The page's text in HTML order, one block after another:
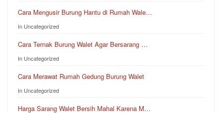
Cara Mengusir Burung Hantu di Rumah Wale…
In Uncategorized
Cara Ternak Burung Walet Agar Bersarang …
In Uncategorized
Cara Merawat Rumah Gedung Burung Walet
In Uncategorized
Harga Sarang Walet Bersih Mahal Karena M…